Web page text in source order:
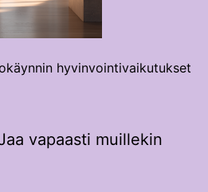
hyvinvointivaikutukset
vapaasti muillekin